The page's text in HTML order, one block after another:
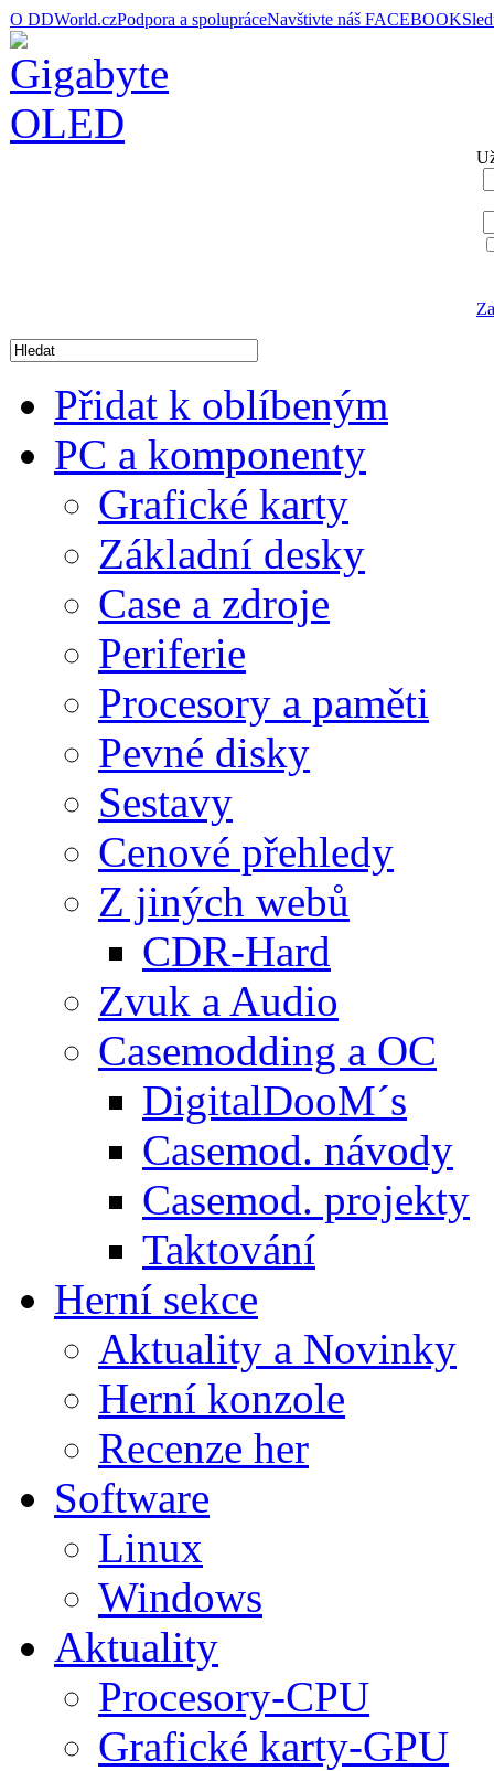
O DDWorld.czPodpora a spolupráceNavštivte náš FACEBOOK
Přidat k oblíbeným
PC a komponenty
Grafické karty
Základní desky
Case a zdroje
Periferie
Procesory a paměti
Pevné disky
Sestavy
Cenové přehledy
Z jiných webů
CDR-Hard
Zvuk a Audio
Casemodding a OC
DigitalDooM´s
Casemod. návody
Casemod. projekty
Taktování
Herní sekce
Aktuality a Novinky
Herní konzole
Recenze her
Software
Linux
Windows
Aktuality
Procesory-CPU
Grafické karty-GPU